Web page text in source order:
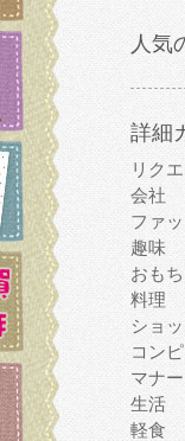
人気
詳細
リク
会社
ファ
趣味
おも
料理
ショ
コン
マナー
生活
軽食